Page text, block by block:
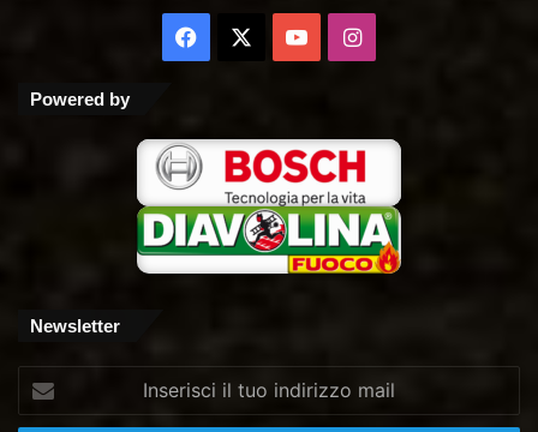
Facebook
You Instagram
Powered by
Newsletter